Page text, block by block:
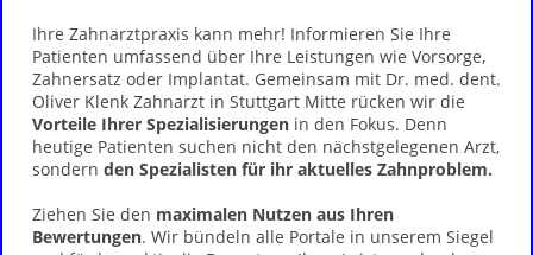
Ihre Zahnarztpraxis kann mehr! Informieren Sie Ihre
Patienten umfassend über Ihre Leistungen wie Vorsorge,
Zahnersatz oder Implantat. Gemeinsam mit Dr. med. dent.
Oliver Klenk Zahnarzt in Stuttgart Mitte rücken wir die
Vorteile Ihrer Spezialisierungen in den Fokus. Denn
heutige Patienten suchen nicht den nächstgelegenen Arzt,
sondern den Spezialisten für ihr aktuelles Zahnproblem.
Ziehen Sie den maximalen Nutzen aus Ihren
Bewertungen. Wir bündeln alle Portale in unserem Siegel